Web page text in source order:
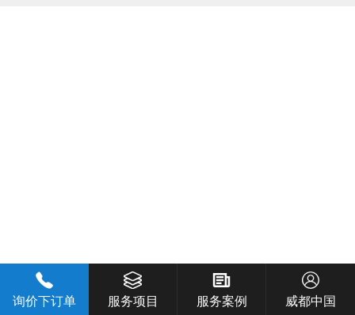
询价下订单 服务项目 服务案例 威都中国